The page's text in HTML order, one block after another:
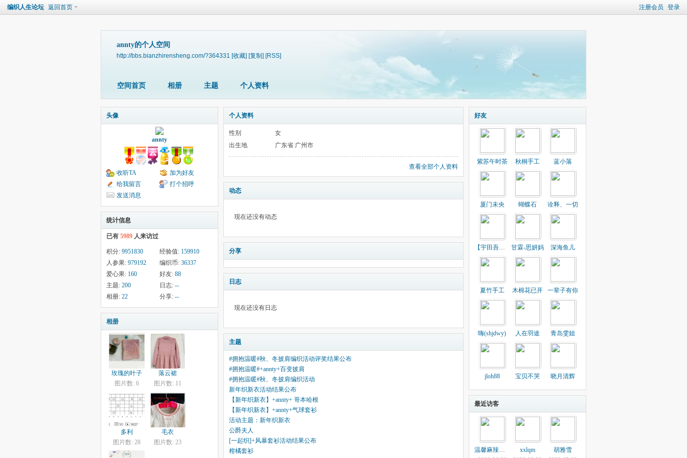
注册会员 登录
编织人生论坛 返回首页
annty的个人空间
http://bbs.bianzhirensheng.com/?364331 [收藏] [复制] [RSS]
空间首页 相册 主题 个人资料
头像
annty
收听TA
加为好友
给我留言
打个招呼
发送消息
统计信息
已有 5989 人来访过
积分: 9951830 经验值: 159910
人参果: 979192 编织币: 36337
爱心果: 160 好友: 88
主题: 200 日志: --
相册: 22 分享: --
相册
玫瑰的叶子
图片数: 6
落云裙
图片数: 11
多利
图片数: 28
毛衣
图片数: 23
个人资料
性别
女
出生地
广东省 广州市
查看全部个人资料
动态
现在还没有动态
分享
日志
现在还没有日志
主题
#拥抱温暖#秋、冬披肩编织活动评奖结果公布
#拥抱温暖#+annty+百变披肩
#拥抱温暖#秋、冬披肩编织活动
新年织新衣活动结果公布
【新年织新衣】+annty+ 哥本哈根
【新年织新衣】+annty+气球套衫
活动主题：新年织新衣
公爵夫人
[一起织]+风暴套衫活动结果公布
柑橘套衫
好友
紫苏午时茶 秋桐手工 蓝小落
厦门未央 蝴蝶石 诠释、一切
【宇田吾爱】 甘霖-思妍妈 深海鱼儿
夏竹手工 木棉花已开 一辈子有你
嗨(shjdwy) 人在羽途 青岛雯姐
jloh88 宝贝不哭 晓月清辉
最近访客
温馨麻辣妈妈
xxlqm
胡雅雪